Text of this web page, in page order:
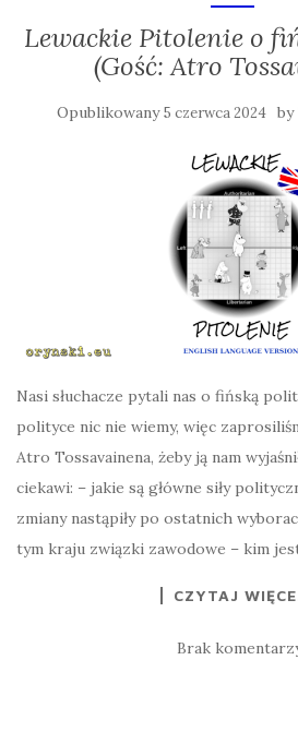
Lewackie Pitolenie o
(Gość: Atro
Opublikowany5 czerwca 2024 by
Nasi słuchacze pytali nas o fińską
polityce nic nie wiemy, więc
Atro Tossavainena, żeby ją nam
ciekawi: – jakie są główne siły
zmiany nastąpiły po ostatnich
tym kraju związki zawodowe – kim
CZYTAJ
Brak